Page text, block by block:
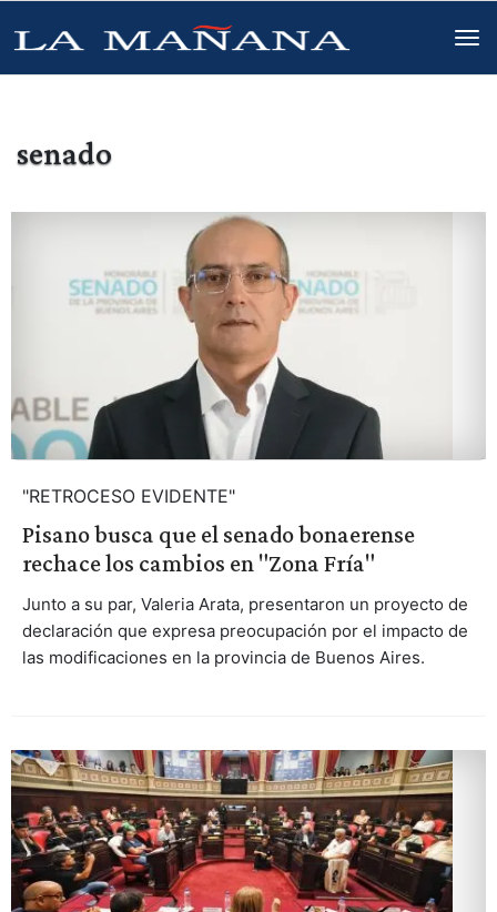
senado
"RETROCESO EVIDENTE"
Pisano busca que el senado bonaerense
rechace los cambios en "Zona Fría"
Junto a su par, Valeria Arata, presentaron un proyecto de
declaración que expresa preocupación por el impacto de
las modificaciones en la provincia de Buenos Aires.